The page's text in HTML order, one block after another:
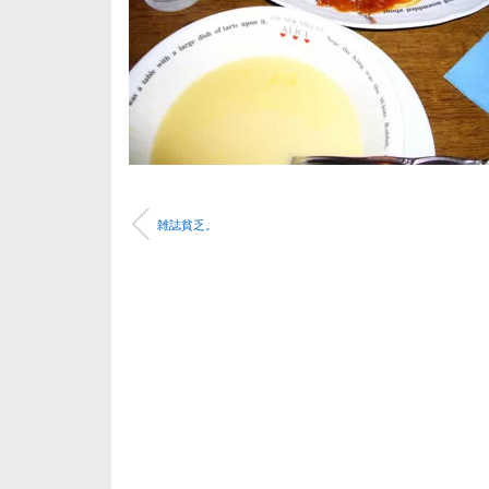
雑誌貧乏。